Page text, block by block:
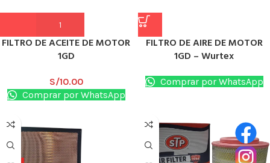
FILTRO DE ACEITE DE MOTOR
1GD
S/10.00
Comprar por WhatsApp
FILTRO DE AIRE DE MOTOR
1GD – Wurtex
Comprar por WhatsApp